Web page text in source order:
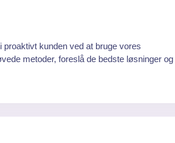
kunden ved at bruge vores
metoder, foreslå de bedste løsninger og